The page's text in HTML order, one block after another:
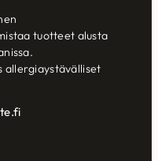
tuotteet alusta
allergiaystävälliset